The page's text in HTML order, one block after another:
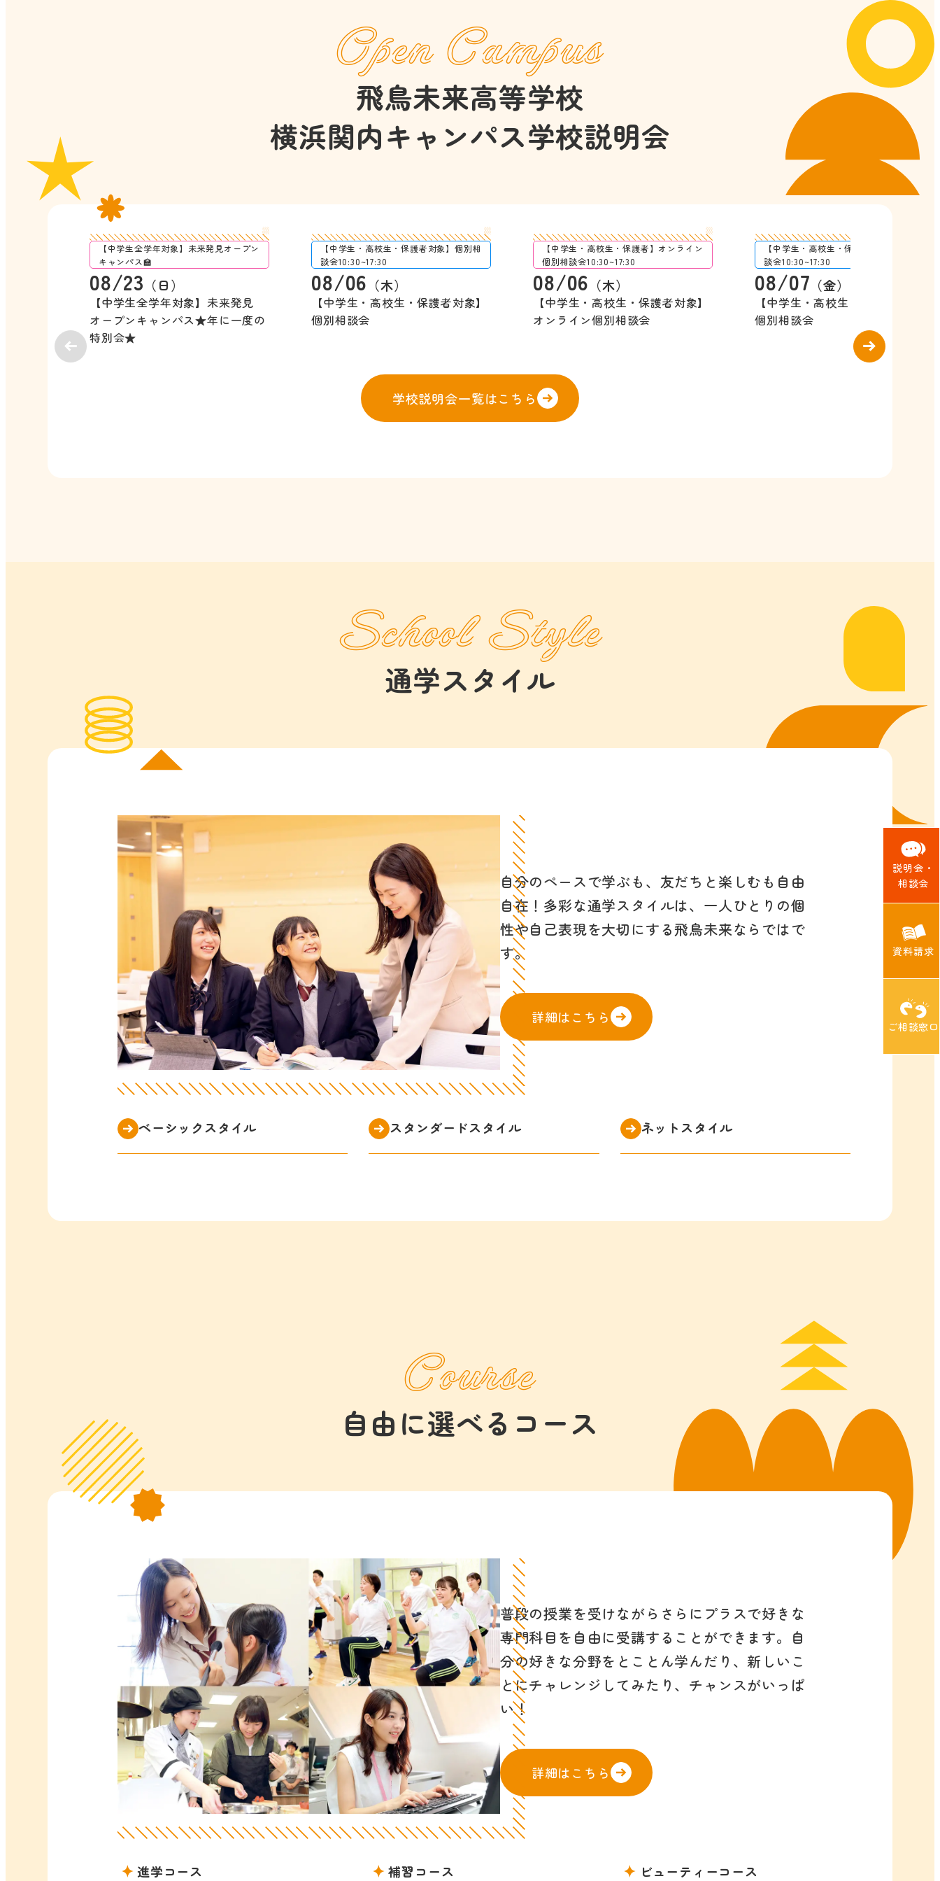
Open Campus
飛鳥未来高等学校
横浜関内キャンパス学校説明会
【中学生全学年対象】未来発見オープン
キャンパス🏫
08/23 （日）
【中学生全学年対象】未来発見
オープンキャンパス★年に一度の
特別会★
【中学生・高校生・保護者対象】個別相
談会10:30~17:30
08/06 （木）
【中学生・高校生・保護者対象】
個別相談会
【中学生・高校生・保護者】オンライン
個別相談会10:30~17:30
08/06 （木）
【中学生・高校生・保護者対象】
オンライン個別相談会
【中学生・高校生・保護者対象】個別相
談会10:30~17:30
08/07 （金）
【中学生・高校生・保護者対象】
個別相談会
学校説明会一覧はこちら
School Style
通学スタイル
自分のペースで学ぶも、友だちと楽しむも自由
自在！多彩な通学スタイルは、一人ひとりの個
性や自己表現を大切にする飛鳥未来ならではで
す。
詳細はこちら
ベーシックスタイル スタンダードスタイル ネットスタイル
Course
自由に選べるコース
普段の授業を受けながらさらにプラスで好きな
専門科目を自由に受講することができます。自
分の好きな分野をとことん学んだり、新しいこ
とにチャレンジしてみたり、チャンスがいっぱ
い！
詳細はこちら
進学コース 補習コース ビューティーコース
説明会・
相談会
資料請求
ご相談窓口